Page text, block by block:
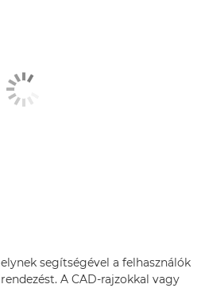
segítségével a felhasználók
A CAD-rajzokkal vagy